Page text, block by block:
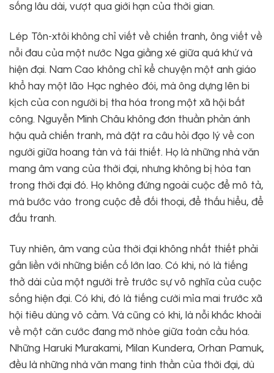
sống lâu dài, vượt qua giới hạn của thời gian.
Lép Tôn-xtôi không chỉ viết về chiến tranh, ông viết về
nỗi đau của một nước Nga giằng xé giữa quá khứ và
hiện đại. Nam Cao không chỉ kể chuyện một anh giáo
khổ hay một lão Hạc nghèo đói, mà ông dựng lên bi
kịch của con người bị tha hóa trong một xã hội bất
công. Nguyễn Minh Châu không đơn thuần phản ánh
hậu quả chiến tranh, mà đặt ra câu hỏi đạo lý về con
người giữa hoang tàn và tái thiết. Họ là những nhà văn
mang âm vang của thời đại, nhưng không bị hòa tan
trong thời đại đó. Họ không đứng ngoài cuộc để mô tả,
mà bước vào trong cuộc để đối thoại, để thấu hiểu, để
đấu tranh.
Tuy nhiên, âm vang của thời đại không nhất thiết phải
gắn liền với những biến cố lớn lao. Có khi, nó là tiếng
thở dài của một người trẻ trước sự vô nghĩa của cuộc
sống hiện đại. Có khi, đó là tiếng cười mỉa mai trước xã
hội tiêu dùng vô cảm. Và cũng có khi, là nỗi khắc khoải
về một căn cước đang mờ nhòe giữa toàn cầu hóa.
Những Haruki Murakami, Milan Kundera, Orhan Pamuk,
đều là những nhà văn mang tinh thần của thời đại, dù